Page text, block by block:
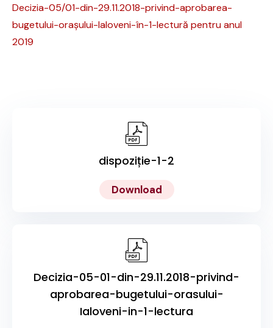
Decizia-05/01-din-29.11.2018-privind-aprobarea-
bugetului-orașului-Ialoveni-în-1-lectură pentru anul
2019
dispoziție-1-2
Download
Decizia-05-01-din-29.11.2018-privind-
aprobarea-bugetului-orasului-
Ialoveni-in-1-lectura